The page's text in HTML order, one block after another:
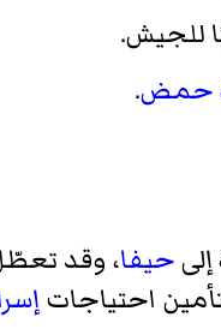
للجيش.
حمض.
إلىحيفا، وقد
احتياجات